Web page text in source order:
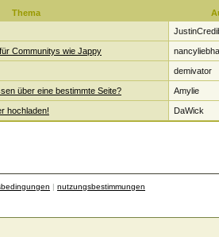
Thema
Communitys wie Jappy
demivator
über eine bestimmte Seite? Amylie
hochladen! DaWick
| nutzungsbestimmungen